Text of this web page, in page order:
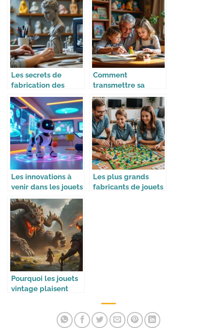
Les secrets de
fabrication des
figurines de
collection
Comment
transmettre sa
collection à ses
enfants
Les innovations à
venir dans les jouets
intelligents
Les plus grands
fabricants de jouets
Pourquoi les jouets
vintage plaisent